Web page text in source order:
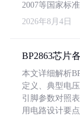
2007等国家标准
2026年8月4日
BP2863芯片
本文详细解析
定义、典型电
引脚参数对照
用电路设计要